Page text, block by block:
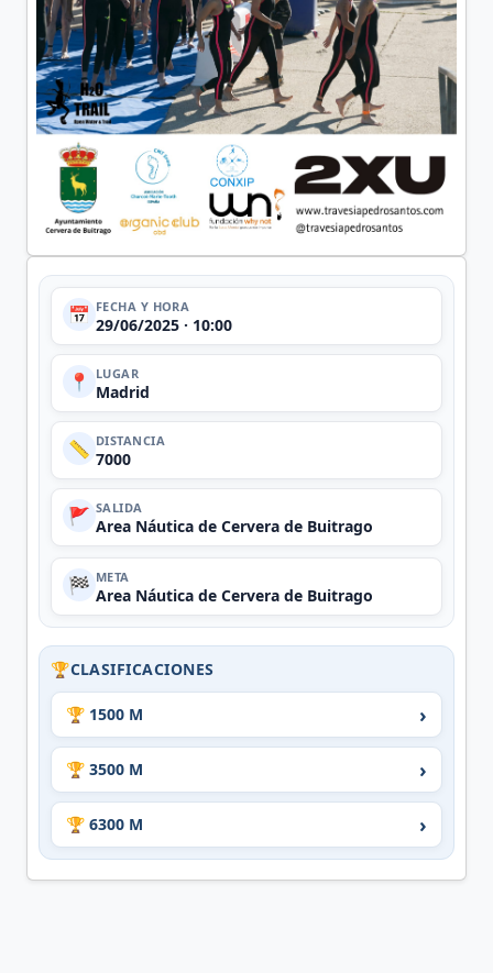
📅 FECHA Y HORA
29/06/2025 · 10:00
📍 LUGAR
Madrid
📏 DISTANCIA
7000
🚩 SALIDA
Area Náutica de Cervera de Buitrago
🏁 META
Area Náutica de Cervera de Buitrago
🏆CLASIFICACIONES
🏆 1500 M ›
🏆 3500 M ›
🏆 6300 M ›